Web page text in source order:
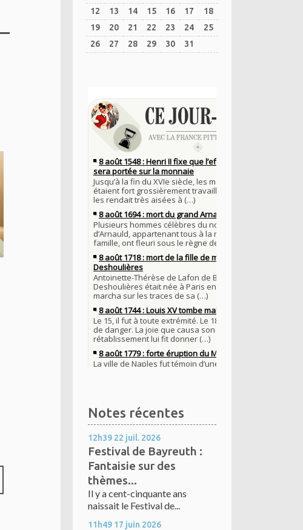
12
13 14 15 16 17
18
19
20 21 22 23 24
25
26
27 28 29 30 31
Notes récentes
12h39 22 juil. 2026
Festival de Bayreuth :
Fantaisie sur des
thèmes...
Il y a cent-cinquante ans
naissait le Festival de...
11h49 17 juin 2026